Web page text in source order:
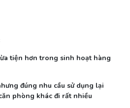
tiện hơn trong sinh hoạt hàng
đúng nhu cầu sử dụng lại
phòng khác đi rất nhiều